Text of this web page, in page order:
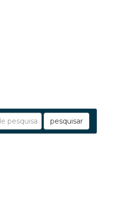
pesquisar